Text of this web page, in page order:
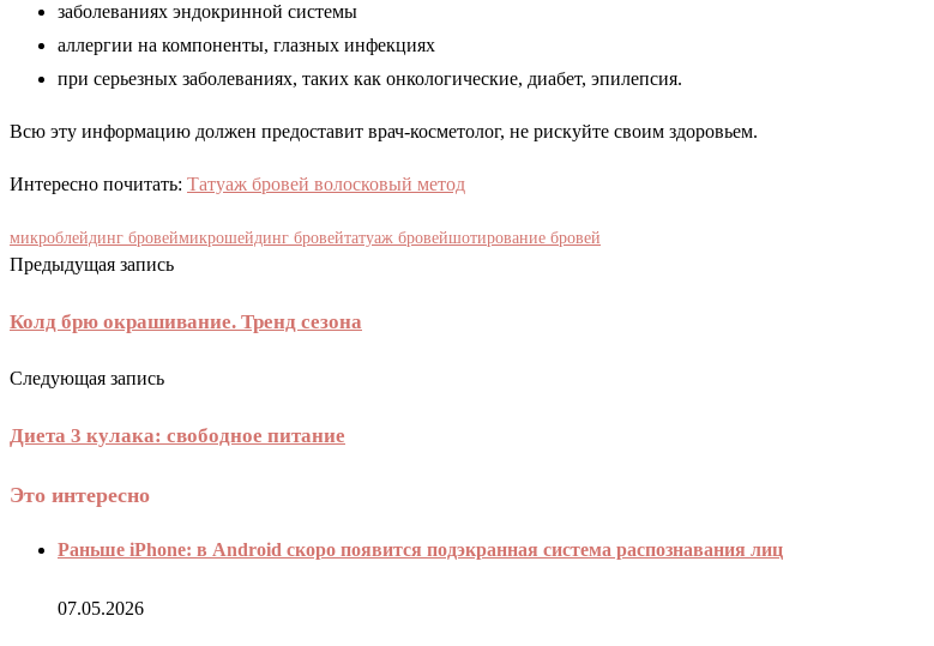
заболеваниях эндокринной системы
аллергии на компоненты, глазных инфекциях
при серьезных заболеваниях, таких как онкологические, диабет, эпилепсия.
Всю эту информацию должен предоставит врач-косметолог, не рискуйте своим здоровьем.
Интересно почитать: Татуаж бровей волосковый метод
микроблейдинг бровеймикрошейдинг бровейтатуаж бровейшотирование бровей
Предыдущая запись
Колд брю окрашивание. Тренд сезона
Следующая запись
Диета 3 кулака: свободное питание
Это интересно
Раньше iPhone: в Android скоро появится подэкранная система распознавания лиц
07.05.2026